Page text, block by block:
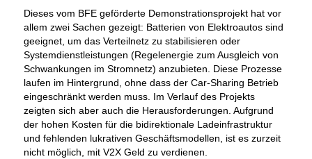
Dieses vom BFE geförderte Demonstrationsprojekt hat vor
allem zwei Sachen gezeigt: Batterien von Elektroautos sind
geeignet, um das Verteilnetz zu stabilisieren oder
Systemdienstleistungen (Regelenergie zum Ausgleich von
Schwankungen im Stromnetz) anzubieten. Diese Prozesse
laufen im Hintergrund, ohne dass der Car-Sharing Betrieb
eingeschränkt werden muss. Im Verlauf des Projekts
zeigten sich aber auch die Herausforderungen. Aufgrund
der hohen Kosten für die bidirektionale Ladeinfrastruktur
und fehlenden lukrativen Geschäftsmodellen, ist es zurzeit
nicht möglich, mit V2X Geld zu verdienen.